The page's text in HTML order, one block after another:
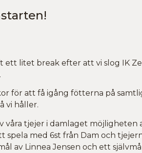
ett litet break efter att vi slog IK
för att få igång fötterna på
vi håller.
våra tjejer i damlaget
spela med 6st från Dam och
av Linnea Jensen och ett